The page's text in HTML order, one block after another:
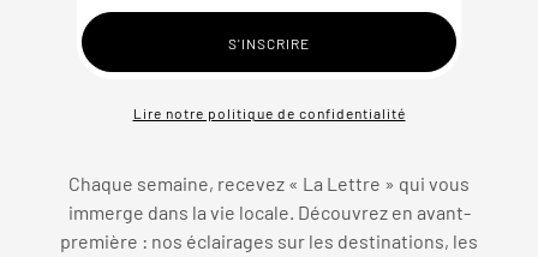
Lire notre politique de confidentialité
Chaque semaine, recevez « La Lettre » qui vous
immerge dans la vie locale. Découvrez en avant-
première : nos éclairages sur les destinations, les